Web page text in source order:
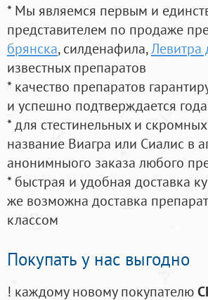
* Мы являемся первым и
представителем по продаже
брянска, силденафила,Левитра
известных препаратов
* качество препаратов
и успешно подтверждается
* для стестинельных и
название Виагра или Сиалис в
анонимныого заказа любого
* быстрая и удобная доставка
же возможна доставка
классом
Покупать у нас выгодно
! каждому новому покупателю